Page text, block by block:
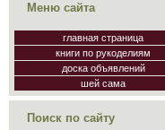
Меню сайта
главная страница
книги по рукоделиям
доска объявлений
шей сама
Поиск по сайту